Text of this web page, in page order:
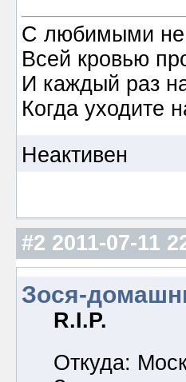
С любимыми не
Всей кровью
И каждый раз
Когда уходите
Неактивен
#2 2011-07-11
Зося-
R.I.P.
Откуда: